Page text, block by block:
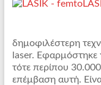
δημοφιλέστερη
laser.
τότε περίπου
επέμβαση αυτή.